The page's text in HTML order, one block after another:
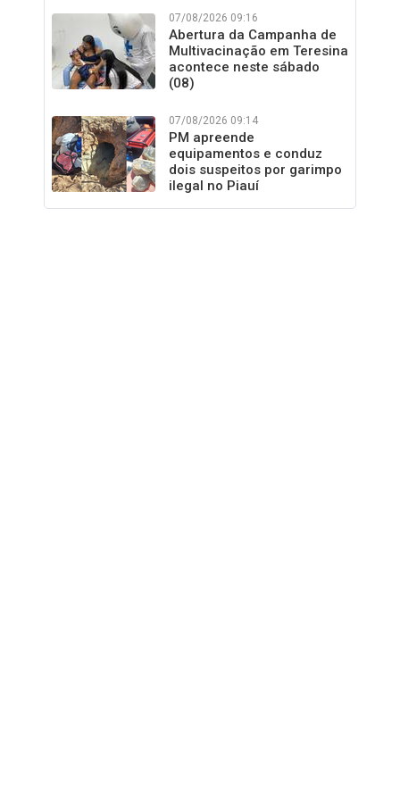
07/08/2026 09:16
Abertura da Campanha de
Multivacinação em Teresina
acontece neste sábado
(08)
07/08/2026 09:14
PM apreende
equipamentos e conduz
dois suspeitos por garimpo
ilegal no Piauí